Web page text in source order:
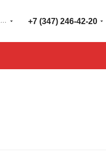
г. Уфа, ул. Проспект Октября 127 +7 (347) 246-42-20